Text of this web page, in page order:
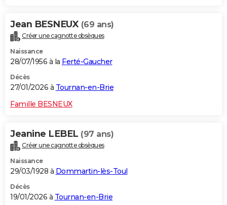
Jean BESNEUX (69 ans)
Créer une cagnotte obsèques
Naissance
28/07/1956 à la Ferté-Gaucher
Décès
27/01/2026 à Tournan-en-Brie
Famille BESNEUX
Jeanine LEBEL (97 ans)
Créer une cagnotte obsèques
Naissance
29/03/1928 à Dommartin-lès-Toul
Décès
19/01/2026 à Tournan-en-Brie